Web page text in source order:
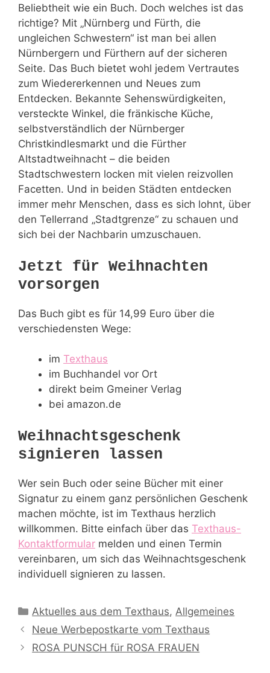
Beliebtheit wie ein Buch. Doch welches ist das
richtige? Mit „Nürnberg und Fürth, die
ungleichen Schwestern“ ist man bei allen
Nürnbergern und Fürthern auf der sicheren
Seite. Das Buch bietet wohl jedem Vertrautes
zum Wiedererkennen und Neues zum
Entdecken. Bekannte Sehenswürdigkeiten,
versteckte Winkel, die fränkische Küche,
selbstverständlich der Nürnberger
Christkindlesmarkt und die Fürther
Altstadtweihnacht – die beiden
Stadtschwestern locken mit vielen reizvollen
Facetten. Und in beiden Städten entdecken
immer mehr Menschen, dass es sich lohnt, über
den Tellerrand „Stadtgrenze“ zu schauen und
sich bei der Nachbarin umzuschauen.
Jetzt für Weihnachten
vorsorgen
Das Buch gibt es für 14,99 Euro über die
verschiedensten Wege:
im Texthaus
im Buchhandel vor Ort
direkt beim Gmeiner Verlag
bei amazon.de
Weihnachtsgeschenk
signieren lassen
Wer sein Buch oder seine Bücher mit einer
Signatur zu einem ganz persönlichen Geschenk
machen möchte, ist im Texthaus herzlich
willkommen. Bitte einfach über das Texthaus-
Kontaktformular melden und einen Termin
vereinbaren, um sich das Weihnachtsgeschenk
individuell signieren zu lassen.
Kategorien
Aktuelles aus dem Texthaus, Allgemeines
Neue Werbepostkarte vom Texthaus
ROSA PUNSCH für ROSA FRAUEN